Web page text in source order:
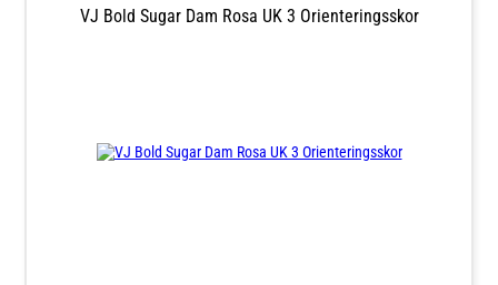
VJ Bold Sugar Dam Rosa UK 3 Orienteringsskor